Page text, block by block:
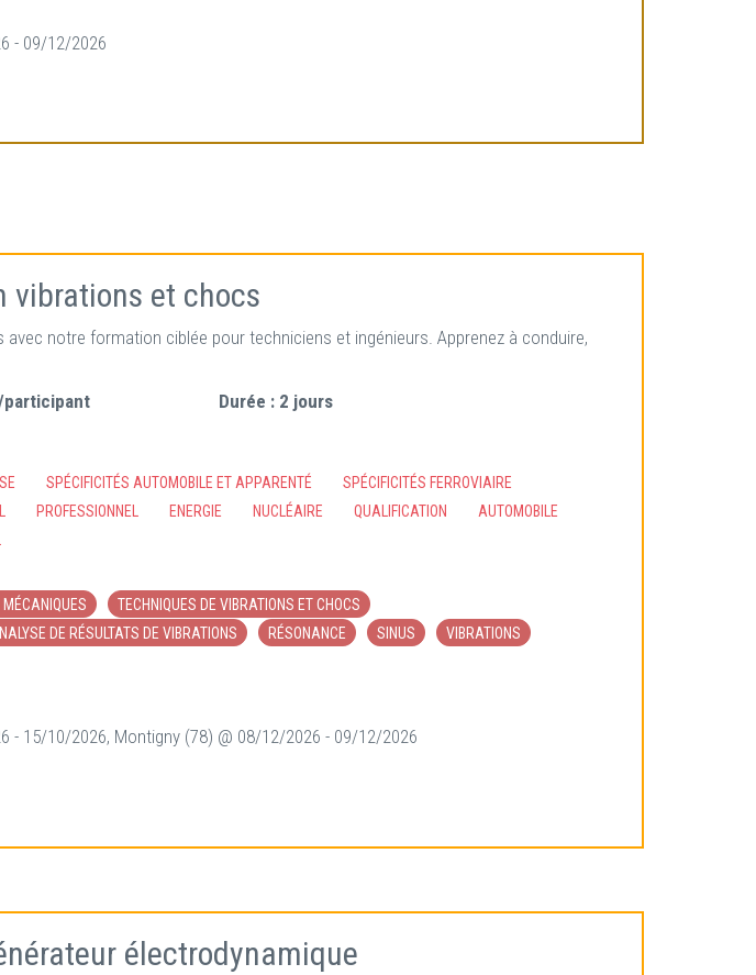
- 09/12/2026
vibrations et chocs
notre formation ciblée pour techniciens et ingénieurs. Apprenez à conduire,
participant Durée : 2 jours
SPÉCIFICITÉS AUTOMOBILE ET APPARENTÉ
SPÉCIFICITÉS FERROVIAIRE
PROFESSIONNEL ENERGIE NUCLÉAIRE QUALIFICATION
AUTOMOBILE
TECHNIQUES DE VIBRATIONS ET CHOCS
DE RÉSULTATS DE VIBRATIONS RÉSONANCE SINUS
VIBRATIONS
- 15/10/2026, Montigny (78) @ 08/12/2026 - 09/12/2026
électrodynamique